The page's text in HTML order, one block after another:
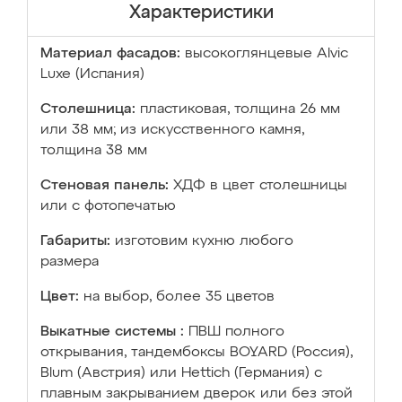
Характеристики
Материал фасадов: высокоглянцевые Аlvic
Luxe (Испания)
Столешница: пластиковая, толщина 26 мм
или 38 мм; из искусственного камня,
толщина 38 мм
Стеновая панель: ХДФ в цвет столешницы
или с фотопечатью
Габариты: изготовим кухню любого
размера
Цвет: на выбор, более 35 цветов
Выкатные системы :
ПВШ полного
открывания, тандембоксы BOYARD (Россия),
Blum (Австрия) или Hettich (Германия) с
плавным закрыванием дверок или без этой